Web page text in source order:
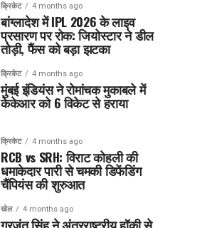
क्रिकेट 4 months ago
बांग्लादेश में IPL 2026 के लाइव
प्रसारण पर रोक: जियोस्टार ने डील
तोड़ी, फैंस को बड़ा झटका
क्रिकेट 4 months ago
मुंबई इंडियंस ने रोमांचक मुकाबले में
केकेआर को 6 विकेट से हराया
क्रिकेट 4 months ago
RCB vs SRH: विराट कोहली की
धमाकेदार पारी से चमकी डिफेंडिंग
चैंपियंस की शुरुआत
खेल 4 months ago